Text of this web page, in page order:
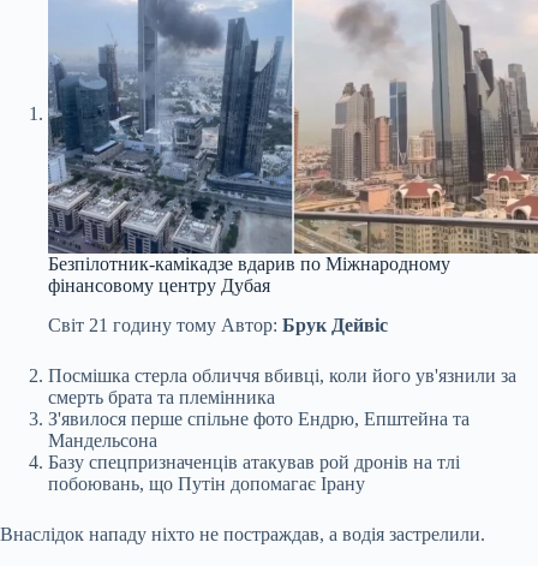
Безпілотник-камікадзе вдарив по Міжнародному
фінансовому центру Дубая
Світ 21 годину тому Автор: Брук Дейвіс
Посмішка стерла обличчя вбивці, коли його ув'язнили за
смерть брата та племінника
З'явилося перше спільне фото Ендрю, Епштейна та
Мандельсона
Базу спецпризначенців атакував рой дронів на тлі
побоювань, що Путін допомагає Ірану
Внаслідок нападу ніхто не постраждав, а водія застрелили.